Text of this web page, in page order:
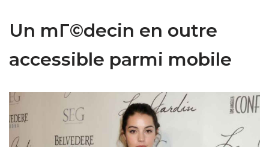
Un mГ©decin en outre
accessible parmi mobile